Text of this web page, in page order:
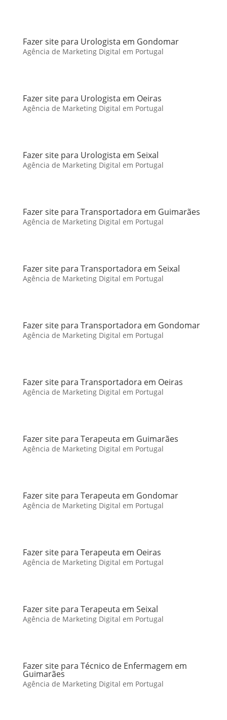
Fazer site para Urologista em Gondomar
Agência de Marketing Digital em Portugal
Fazer site para Urologista em Oeiras
Agência de Marketing Digital em Portugal
Fazer site para Urologista em Seixal
Agência de Marketing Digital em Portugal
Fazer site para Transportadora em Guimarães
Agência de Marketing Digital em Portugal
Fazer site para Transportadora em Seixal
Agência de Marketing Digital em Portugal
Fazer site para Transportadora em Gondomar
Agência de Marketing Digital em Portugal
Fazer site para Transportadora em Oeiras
Agência de Marketing Digital em Portugal
Fazer site para Terapeuta em Guimarães
Agência de Marketing Digital em Portugal
Fazer site para Terapeuta em Gondomar
Agência de Marketing Digital em Portugal
Fazer site para Terapeuta em Oeiras
Agência de Marketing Digital em Portugal
Fazer site para Terapeuta em Seixal
Agência de Marketing Digital em Portugal
Fazer site para Técnico de Enfermagem em
Guimarães
Agência de Marketing Digital em Portugal